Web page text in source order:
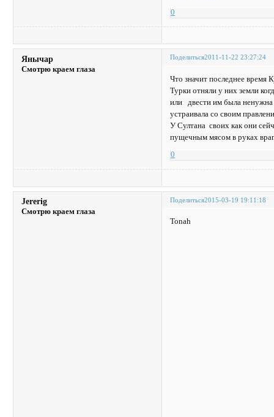
0
Поделиться2011-11-22 23:27:24
Янычар
Смотрю краем глаза
Что значит последнее время
Турки отняли у них земли
или двести им была ненужна
устраивала со своим
У Султана своих как они
пущечным мясом в руках
0
Поделиться2015-03-19 19:11:18
Jererig
Смотрю краем глаза
Tonah